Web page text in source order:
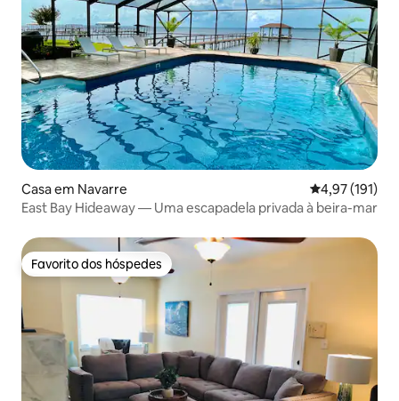
Casa em Navarre Classificação
4,97 (191)
East Bay Hideaway — Uma escapadela privada à beira-mar
Favorito dos hóspedes
Favorito dos hóspedes